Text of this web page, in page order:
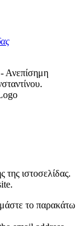
Ανεπίσημη
της ιστοσελίδας.
το παρακάτω